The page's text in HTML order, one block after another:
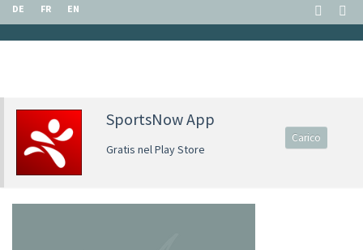
DE FR EN
SportsNow App
Gratis nel Play Store
Carico